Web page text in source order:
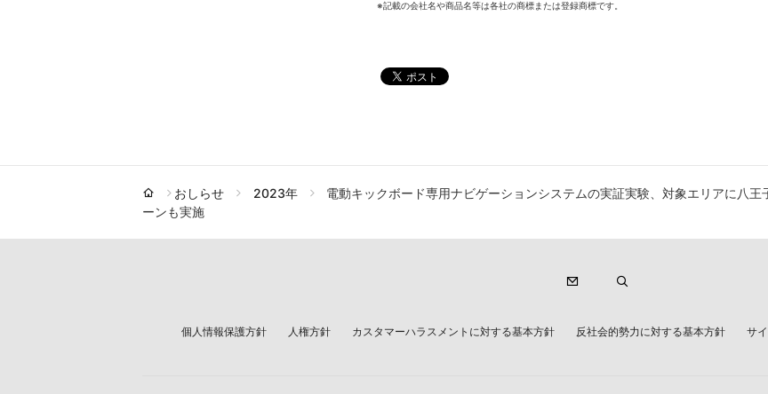
※記載の会社名や商品名等は各社の商標または登録商標です。
おしらせ 2023年
電動キックボード専用ナビゲーションシステムの実証実験、対象エリアに八
ーンも実施
個人情報保護方針 人権方針 カスタマーハラスメントに対する基本方針 反社会的勢力に対する基本方針 サ